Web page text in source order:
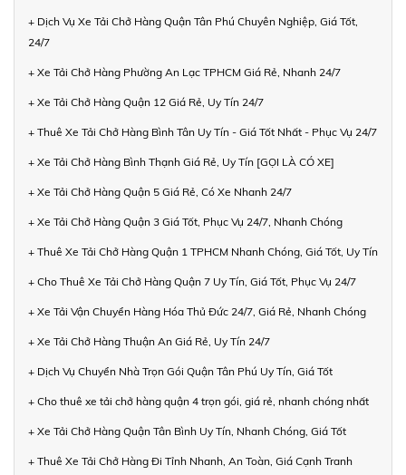
+ Dịch Vụ Xe Tải Chở Hàng Quận Tân Phú Chuyên Nghiệp, Giá Tốt,
24/7
+ Xe Tải Chở Hàng Phường An Lạc TPHCM Giá Rẻ, Nhanh 24/7
+ Xe Tải Chở Hàng Quận 12 Giá Rẻ, Uy Tín 24/7
+ Thuê Xe Tải Chở Hàng Bình Tân Uy Tín - Giá Tốt Nhất - Phục Vụ 24/7
+ Xe Tải Chở Hàng Bình Thạnh Giá Rẻ, Uy Tín [GỌI LÀ CÓ XE]
+ Xe Tải Chở Hàng Quận 5 Giá Rẻ, Có Xe Nhanh 24/7
+ Xe Tải Chở Hàng Quận 3 Giá Tốt, Phục Vụ 24/7, Nhanh Chóng
+ Thuê Xe Tải Chở Hàng Quận 1 TPHCM Nhanh Chóng, Giá Tốt, Uy Tín
+ Cho Thuê Xe Tải Chở Hàng Quận 7 Uy Tín, Giá Tốt, Phục Vụ 24/7
+ Xe Tải Vận Chuyển Hàng Hóa Thủ Đức 24/7, Giá Rẻ, Nhanh Chóng
+ Xe Tải Chở Hàng Thuận An Giá Rẻ, Uy Tín 24/7
+ Dịch Vụ Chuyển Nhà Trọn Gói Quận Tân Phú Uy Tín, Giá Tốt
+ Cho thuê xe tải chở hàng quận 4 trọn gói, giá rẻ, nhanh chóng nhất
+ Xe Tải Chở Hàng Quận Tân Bình Uy Tín, Nhanh Chóng, Giá Tốt
+ Thuê Xe Tải Chở Hàng Đi Tỉnh Nhanh, An Toàn, Giá Cạnh Tranh